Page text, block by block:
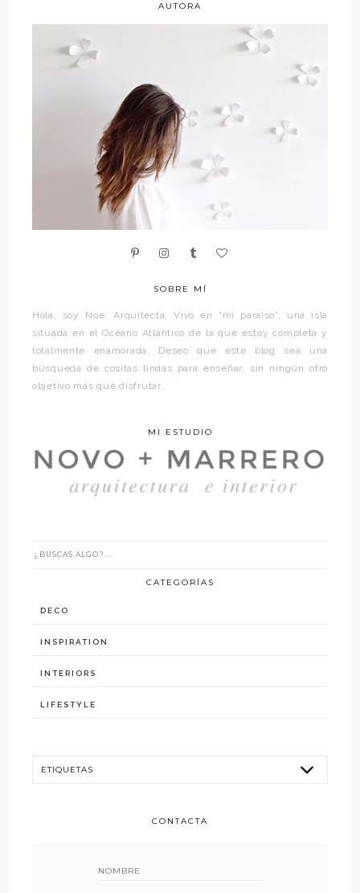
AUTORA
SOBRE MÍ
Hola, soy Noe. Arquitecta. Vivo en “mi paraíso”, una isla
situada en el Océano Atlántico de la que estoy completa y
totalmente enamorada. Deseo que este blog sea una
búsqueda de cositas lindas para enseñar, sin ningún otro
objetivo más que disfrutar.
MI ESTUDIO
CATEGORÍAS
DECO
INSPIRATION
INTERIORS
LIFESTYLE
CONTACTA